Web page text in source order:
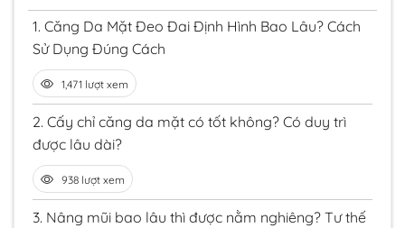
1. Căng Da Mặt Đeo Đai Định Hình Bao Lâu? Cách
Sử Dụng Đúng Cách
1,471 lượt xem
2. Cấy chỉ căng da mặt có tốt không? Có duy trì
được lâu dài?
938 lượt xem
3. Nâng mũi bao lâu thì được nằm nghiêng? Tư thế